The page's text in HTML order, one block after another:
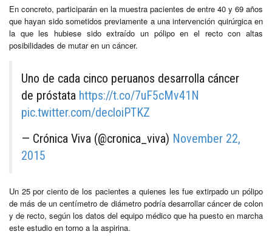
En concreto, participarán en la muestra pacientes de entre 40 y 69 años
que hayan sido sometidos previamente a una intervención quirúrgica en
la que les hubiese sido extraído un pólipo en el recto con altas
posibilidades de mutar en un cáncer.
Uno de cada cinco peruanos desarrolla cáncer
de próstata https://t.co/7uF5cMv41N
pic.twitter.com/decloiPTKZ
— Crónica Viva (@cronica_viva) November 22,
2015
Un 25 por ciento de los pacientes a quienes les fue extirpado un pólipo
de más de un centímetro de diámetro podría desarrollar cáncer de colon
y de recto, según los datos del equipo médico que ha puesto en marcha
este estudio en torno a la aspirina.